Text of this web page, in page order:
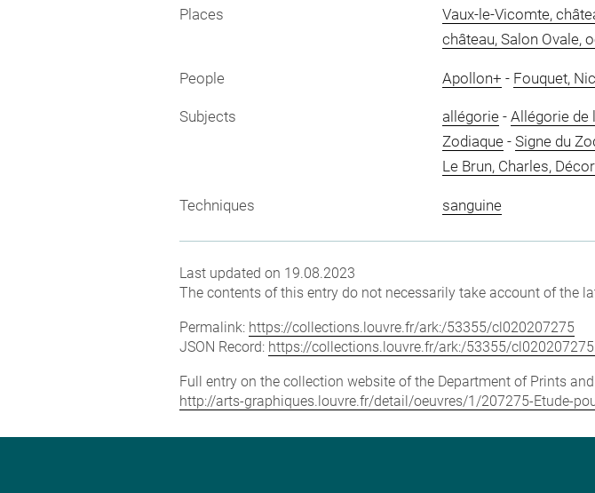
Places Vaux-le-Vicomte,
château, Salon Ovale,
People Apollon+ - Fouquet,
Subjects allégorie- Allégorie de
Zodiaque- Signe du
Le Brun, Charles,
Techniques sanguine
Last updated on 19.08.2023
The contents of this entry do not necessarily take account of the
Permalink: https://collections.louvre.fr/ark:/53355/cl020207275
JSON Record: https://collections.louvre.fr/ark:/53355/
Full entry on the collection website of the Department of Prints
http://arts-graphiques.louvre.fr/detail/oeuvres/1/207275-Etude-